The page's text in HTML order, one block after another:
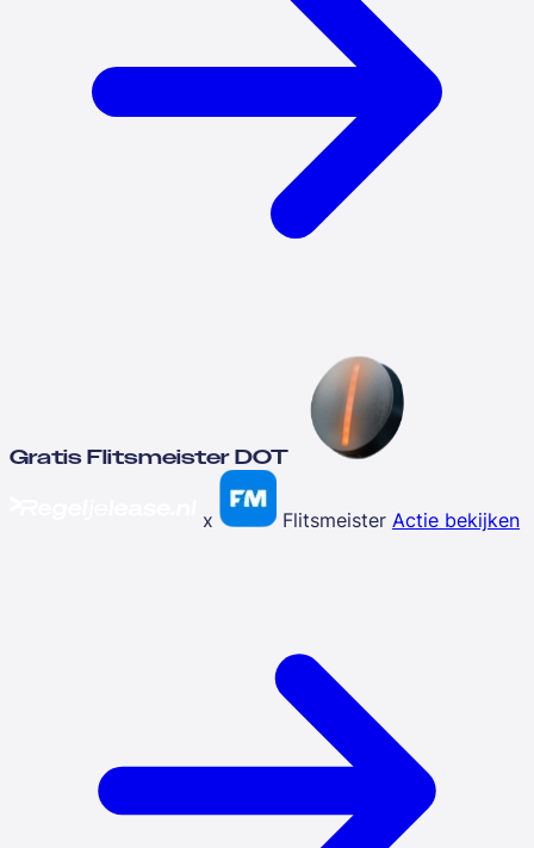
Gratis Flitsmeister DOT
x Flitsmeister Actie bekijken